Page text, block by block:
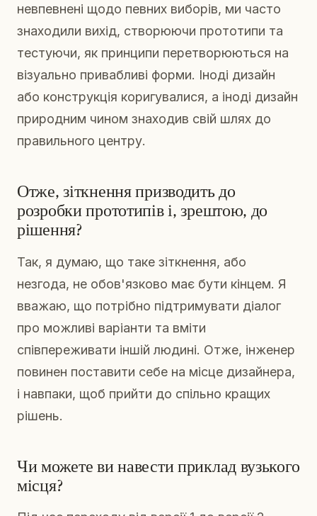
невпевнені щодо певних виборів, ми часто
знаходили вихід, створюючи прототипи та
тестуючи, як принципи перетворюються на
візуально привабливі форми. Іноді дизайн
або конструкція коригувалися, а іноді дизайн
природним чином знаходив свій шлях до
правильного центру.
Отже, зіткнення призводить до
розробки прототипів і, зрештою, до
рішення?
Так, я думаю, що таке зіткнення, або
незгода, не обов'язково має бути кінцем. Я
вважаю, що потрібно підтримувати діалог
про можливі варіанти та вміти
співпереживати іншій людині. Отже, інженер
повинен поставити себе на місце дизайнера,
і навпаки, щоб прийти до спільно кращих
рішень.
Чи можете ви навести приклад вузького
місця?